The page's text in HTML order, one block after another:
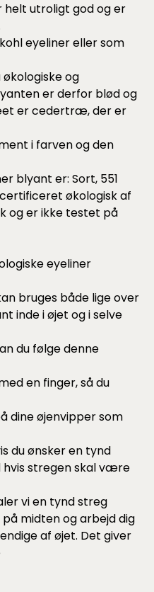
helt utroligt god og er
eyeliner eller som
og
er derfor blød og
er cedertræ, der er
i farven og den
blyant er: Sort, 551
økologisk af
og er ikke testet på
eyeliner
bruges både lige over
inde i øjet og i selve
du følge denne
en finger, så du
dine øjenvipper som
du ønsker en tynd
stregen skal være
vi en tynd streg
midten og arbejd dig
af øjet. Det giver